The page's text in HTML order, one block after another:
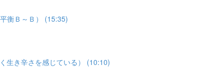
衡Ｂ～Ｂ） (15:35)
生き辛さを感じている） (10:10)